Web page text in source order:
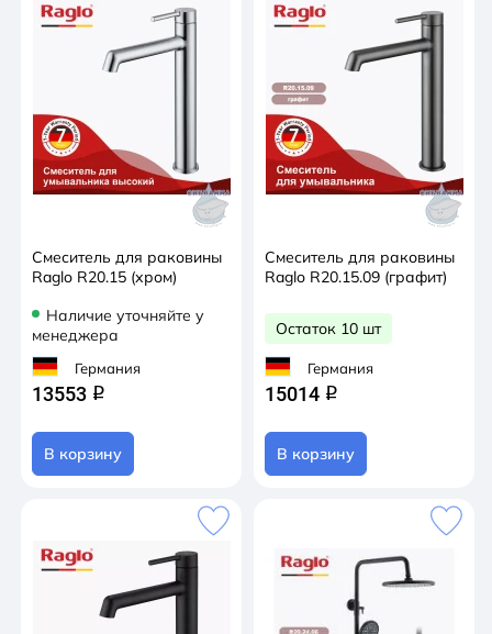
Смеситель для раковины
Raglo R20.15 (хром)
Наличие уточняйте у
менеджера
Германия
13553 q
В корзину
Смеситель для раковины
Raglo R20.15.09 (графит)
Остаток 10 шт
Германия
15014 q
В корзину